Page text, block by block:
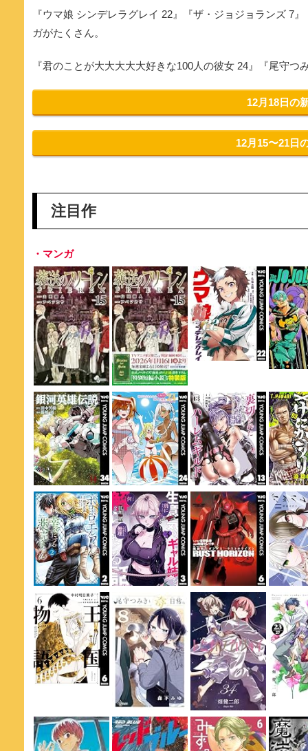
『ウマ娘 シンデレラグレイ 22』『ザ・ジョジョランズ 7
ガがたくさん。
『君のことが大大大大大好きな100人の彼女 24』『尾守
12月18日の
12月15〜21日
注目作
・マンガ